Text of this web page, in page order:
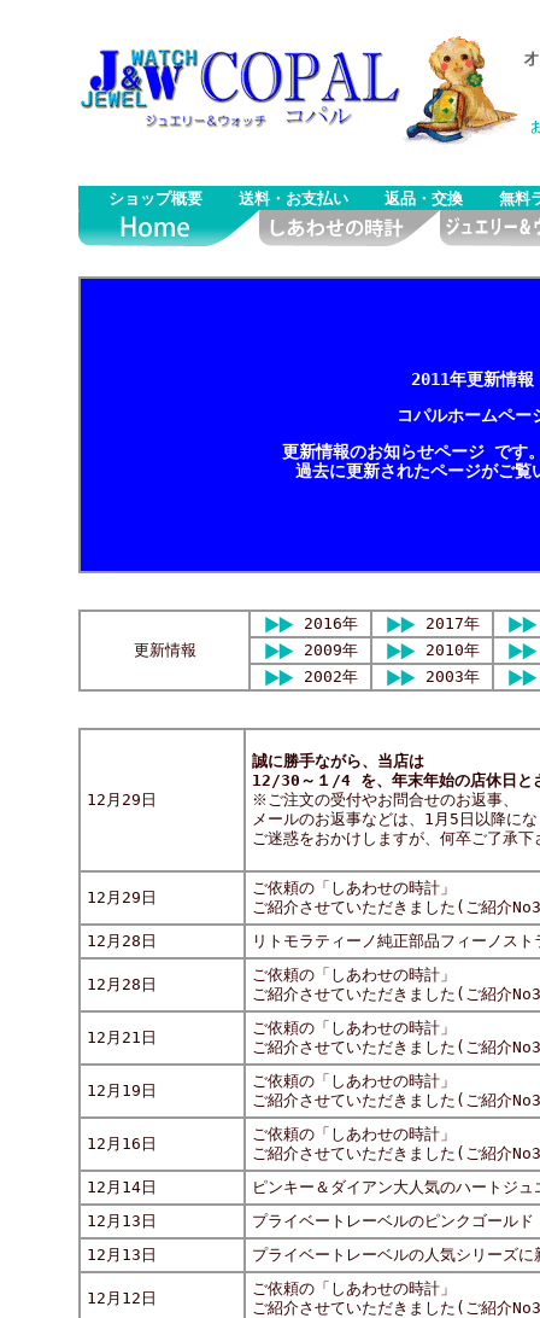
ショップ概要 送料・お支払い 返品・交換 無料
2011年更新情報
コパルホームペー
更新情報のお知らせページ です
過去に更新されたページがご覧
更新情報
2016年
2017年
2009年
2010年
2002年
2003年
12月29日
誠に勝手ながら、当店は
12/30～１/4 を、年末年始の店休日と
※ご注文の受付やお問合せのお返事、
メールのお返事などは、1月5日以降に
ご迷惑をおかけしますが、何卒ご了承
12月29日
ご依頼の「しあわせの時計」
ご紹介させていただきました(ご紹介
12月28日
リトモラティーノ純正部品フィーノス
12月28日
ご依頼の「しあわせの時計」
ご紹介させていただきました(ご紹介
12月21日
ご依頼の「しあわせの時計」
ご紹介させていただきました(ご紹介
12月19日
ご依頼の「しあわせの時計」
ご紹介させていただきました(ご紹介
12月16日
ご依頼の「しあわせの時計」
ご紹介させていただきました(ご紹介
12月14日
ピンキー＆ダイアン大人気のハートジ
12月13日
プライベートレーベルのピンクゴール
12月13日
プライベートレーベルの人気シリーズ
12月12日
ご依頼の「しあわせの時計」
ご紹介させていただきました(ご紹介